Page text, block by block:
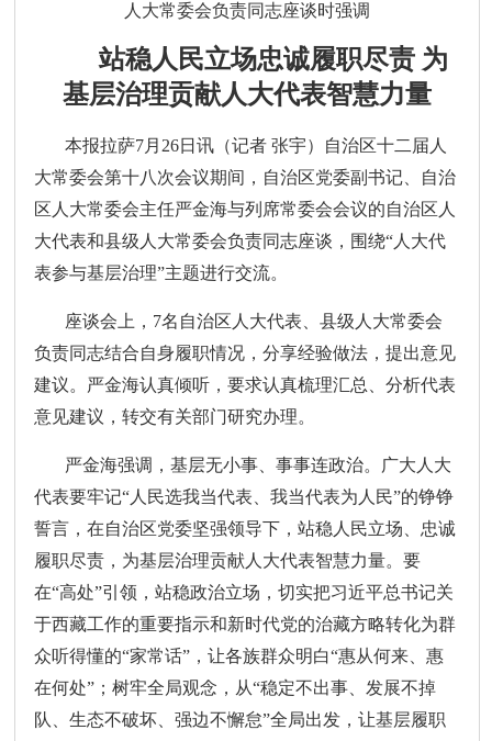
人大常委会负责同志座谈时强调
站稳人民立场忠诚履职尽责 为
基层治理贡献人大代表智慧力量
本报拉萨7月26日讯（记者 张宇）自治区十二届人
大常委会第十八次会议期间，自治区党委副书记、自治
区人大常委会主任严金海与列席常委会会议的自治区人
大代表和县级人大常委会负责同志座谈，围绕“人大代
表参与基层治理”主题进行交流。
座谈会上， 7名自治区人大代表、县级人大常委会
负责同志结合自身履职情况，分享经验做法，提出意见
建议。严金海认真倾听，要求认真梳理汇总、分析代表
意见建议，转交有关部门研究办理。
严金海强调，基层无小事、事事连政治。广大人大
代表要牢记“人民选我当代表、我当代表为人民”的铮铮
誓言，在自治区党委坚强领导下，站稳人民立场、忠诚
履职尽责，为基层治理贡献人大代表智慧力量。要
在“高处”引领，站稳政治立场，切实把习近平总书记关
于西藏工作的重要指示和新时代党的治藏方略转化为群
众听得懂的“家常话”，让各族群众明白“惠从何来、惠
在何处”；树牢全局观念，从“稳定不出事、发展不掉
队、生态不破坏、强边不懈怠”全局出发，让基层履职